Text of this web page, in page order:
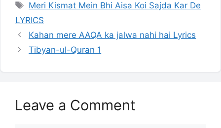
Tags
Meri Kismat Mein Bhi Aisa Koi Sajda Kar De
LYRICS
Kahan mere AAQA ka jalwa nahi hai Lyrics
Tibyan-ul-Quran 1
Leave a Comment